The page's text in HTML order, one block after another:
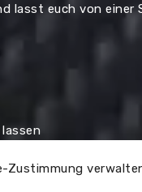
Zustimmung
lasst euch von
einer